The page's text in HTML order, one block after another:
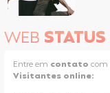
WEB STATUS
Entre em contato com
Visitantes online: